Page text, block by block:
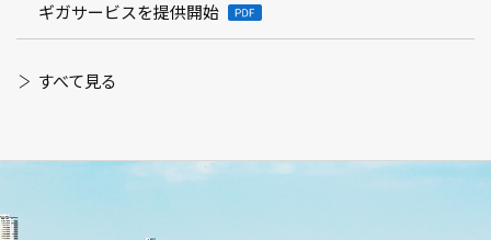
ギガサービスを提供開始
すべて見る